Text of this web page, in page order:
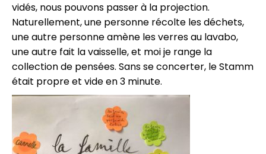
vidés, nous pouvons passer à la projection.
Naturellement, une personne récolte les déchets,
une autre personne amène les verres au lavabo,
une autre fait la vaisselle, et moi je range la
collection de pensées. Sans se concerter, le Stamm
était propre et vide en 3 minute.